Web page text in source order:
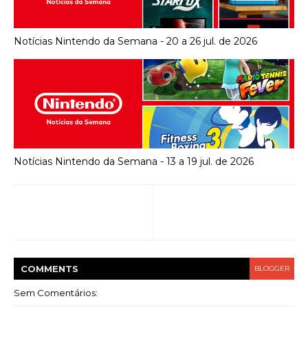
Notícias Nintendo da Semana - 20 a 26 jul. de 2026
Notícias Nintendo da Semana - 13 a 19 jul. de 2026
COMMENTS BLOGGER
Sem Comentários: